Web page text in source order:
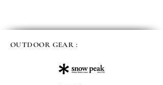
OUTDOOR GEAR :